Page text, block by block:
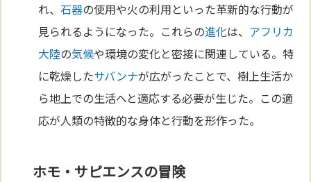
れ、石器の使用や火の利用といった革新的な行動が
見られるようになった。これらの進化は、 アフリカ
大陸の気候や環境の変化と密接に関連している。特
に乾燥したサバンナが広がったことで、樹上生活か
ら地上での生活へと適応する必要が生じた。この適
応が人類の特徴的な身体と行動を形作った。
ホモ・サピエンスの冒険